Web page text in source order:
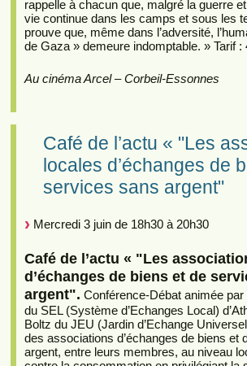
rappelle à chacun que, malgré la guerre
vie continue dans les camps et sous les
prouve que, même dans l’adversité,
de Gaza » demeure indomptable. » Tarif :
Au cinéma Arcel – Corbeil-Essonnes
Café de l’actu « "Les
locales d’échanges de
services sans argent"
Mercredi 3 juin de 18h30 à 20h30
Café de l’actu « "Les
d’échanges de biens et de
argent". Conférence-Débat animée
du SEL (Système d’Echanges Local)
Boltz du JEU (Jardin d’Echange
des associations d’échanges de biens et
argent, entre leurs membres, au niveau